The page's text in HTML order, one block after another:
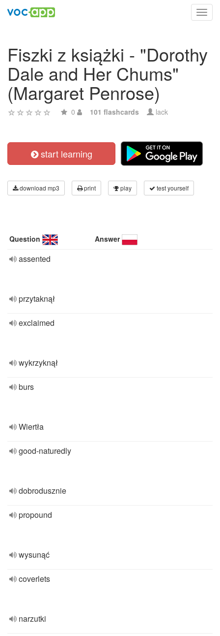
Fiszki z książki - "Dorothy
Dale and Her Chums"
(Margaret Penrose)
0 101 flashcards lack
start learning
download mp3 print play test yourself
Question Answer
assented
przytaknął
exclaimed
wykrzyknął
burs
Wiertła
good-naturedly
dobrodusznie
propound
wysunąć
coverlets
narzutki